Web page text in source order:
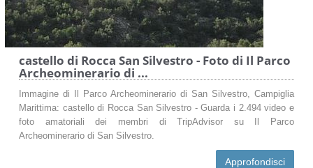
castello di Rocca San Silvestro - Foto di Il Parco
Archeominerario di ...
Immagine di Il Parco Archeominerario di San Silvestro, Campiglia
Marittima: castello di Rocca San Silvestro - Guarda i 2.494 video e
foto amatoriali dei membri di TripAdvisor su Il Parco
Archeominerario di San Silvestro.
Approfondisci